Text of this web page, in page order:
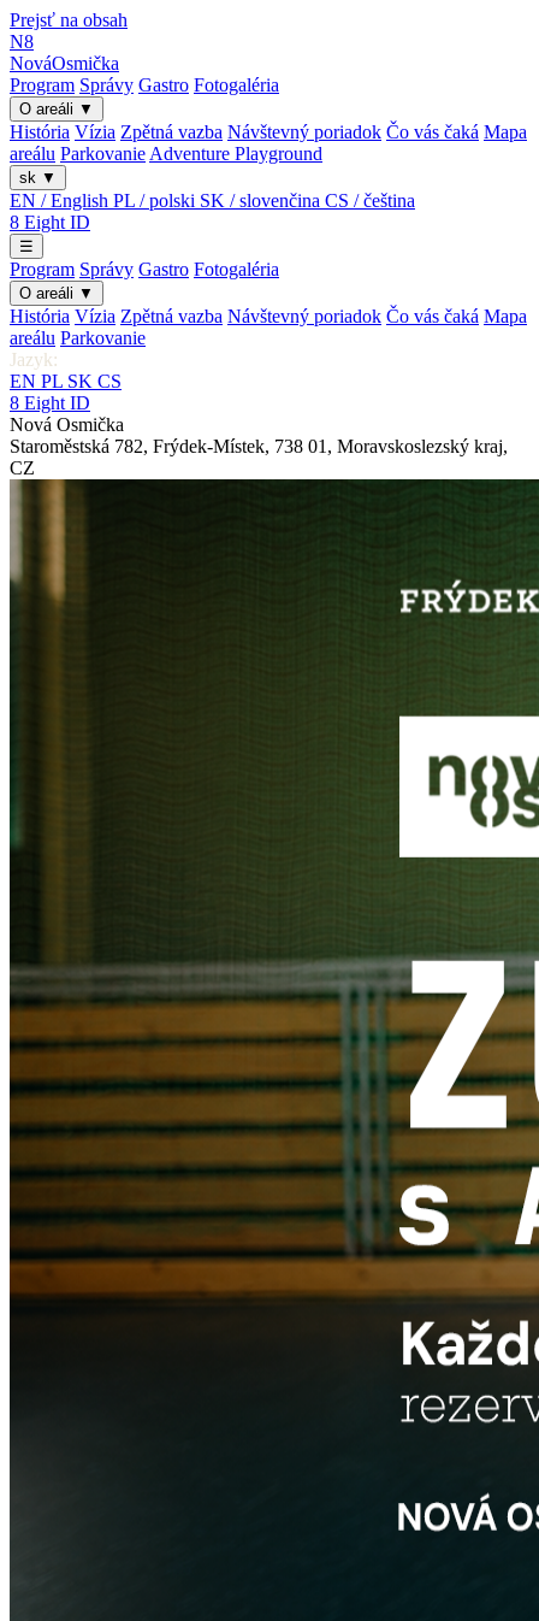
Prejsť na obsah
N8
NováOsmička
Program Správy Gastro Fotogaléria
O areáli ▼
História Vízia Zpětná vazba Návštevný poriadok Čo vás čaká Mapa
areálu Parkovanie Adventure Playground
sk ▼
EN / English PL / polski SK / slovenčina CS / čeština
8 Eight ID
☰
Program Správy Gastro Fotogaléria
O areáli ▼
História Vízia Zpětná vazba Návštevný poriadok Čo vás čaká Mapa
areálu Parkovanie
Jazyk:
EN PL SK CS
8 Eight ID
Nová Osmička
Staroměstská 782, Frýdek-Místek, 738 01 , Moravskoslezský kraj,
CZ